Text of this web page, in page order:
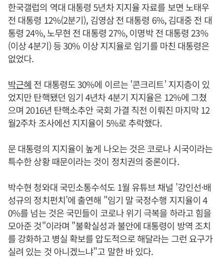
한국갤럽의 역대 대통령 5년차 지지율 자료를 보면 노태우
전 대통령 12%(2분기), 김영삼 전 대통령 6%, 김대중 전 대
통령 24%, 노무현 전 대통령 27%, 이명박 전 대통령 23%
(이상 4분기) 등 30% 이상 지지율로 임기를 마친 대통령은
없었다.
박근혜 전 대통령도 30%에 이르는 '콘크리트' 지지층이 있
었지만 탄핵됐던 임기 4년차 4분기 지지율은 12%에 그쳤
으며 2016년 탄핵소추안 국회 가결 직전 이뤄진 마지막 12
월2주차 조사에선 지지율이 5%로 추락했다.
문 대통령의 지지율이 높게 나오는 것은 코로나 시국이라는
특수한 상황 때문이라는 것이 정치권의 중론이다.
박수현 청와대 국민소통수석도 1월 유튜브 채널 '강인선·배
성규의 정치펀치'에 출연해 "임기 말 국정수행 지지율이 4
0%를 넘는 것은 국민들이 코로나 위기 극복을 하라고 힘을
모아준 것"이라며 "불확실성과 불안에 대통령이 방역 조치
를 강화하고 병실 확보를 압도적으로 해달라는 그런 요구가
실려 있는 것 아니겠느냐"고 말한 바 있다.